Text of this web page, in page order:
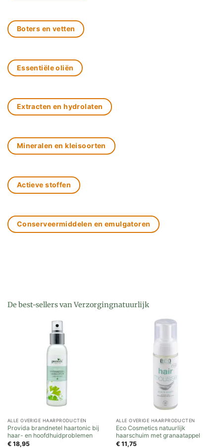
Boters en vetten
Essentiële oliën
Extracten en hydrolaten
Mineralen en kleisoorten
Actieve stoffen
Conserveermiddelen en emulgatoren
De best-sellers van Verzorgingnatuurlijk
ALLE OVERIGE HAARPRODUCTEN
Provida brandnetel haartonic bij
haar- en hoofdhuidproblemen
€18,95
ALLE OVERIGE HAARPRODUCTEN
Eco Cosmetics natuurlijk
haarschuim met granaatappel
€11,75